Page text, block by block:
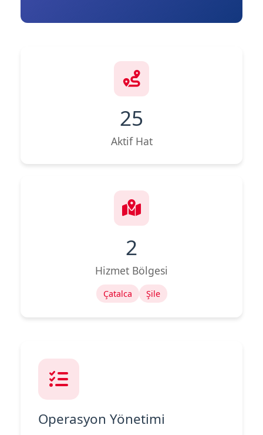
25
Aktif Hat
2
Hizmet Bölgesi
Çatalca Şile
Operasyon Yönetimi